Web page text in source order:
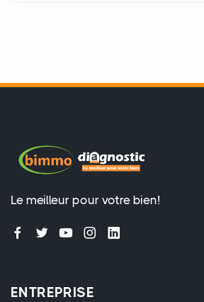
Le meilleur pour votre bien!
ENTREPRISE